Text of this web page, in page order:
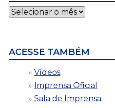
Notícias
por
ACESSE TAMBÉM
Vídeos
Imprensa Oficial
Sala de Imprensa